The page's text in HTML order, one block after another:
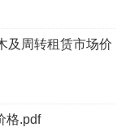
及周转租赁市场价
格.pdf